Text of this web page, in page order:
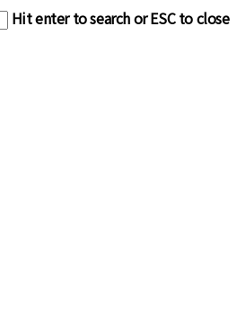
Hit enter to search or ESC to close